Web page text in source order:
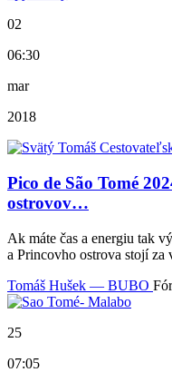
02
06:30
mar
2018
Pico de São Tomé
ostrovov…
Ak máte čas a energiu tak
a Princovho ostrova stojí
Tomáš Hušek — BUBO
25
07:05